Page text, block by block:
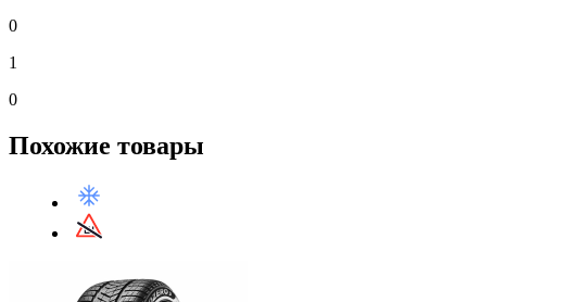
0
1
0
Похожие товары